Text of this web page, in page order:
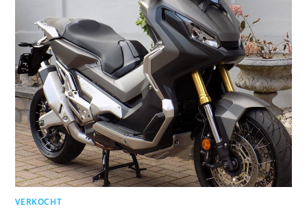
VERKOCHT